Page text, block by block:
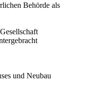
Behörde als
und Neubau